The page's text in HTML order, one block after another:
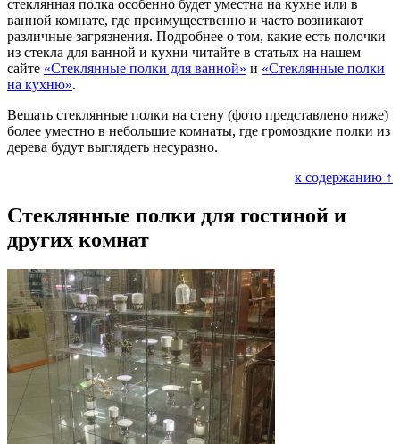
стеклянная полка особенно будет уместна на кухне или в
ванной комнате, где преимущественно и часто возникают
различные загрязнения. Подробнее о том, какие есть полочки
из стекла для ванной и кухни читайте в статьях на нашем
сайте «Стеклянные полки для ванной» и «Стеклянные полки
на кухню».
Вешать стеклянные полки на стену (фото представлено ниже)
более уместно в небольшие комнаты, где громоздкие полки из
дерева будут выглядеть несуразно.
к содержанию ↑
Стеклянные полки для гостиной и
других комнат